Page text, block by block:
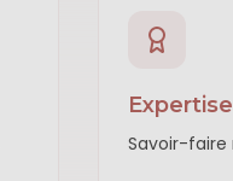
Savoir-